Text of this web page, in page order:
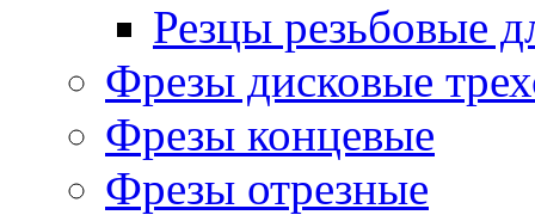
Резцы резьбовые
Фрезы дисковые
Фрезы концевые
Фрезы отрезные